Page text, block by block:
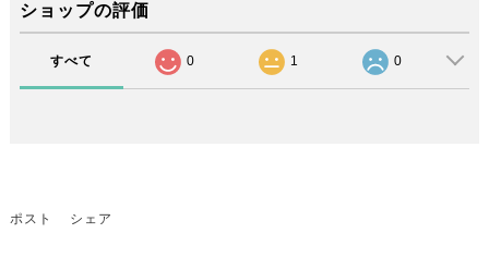
ショップの評価
すべて 0 1 0
シェア
ポスト